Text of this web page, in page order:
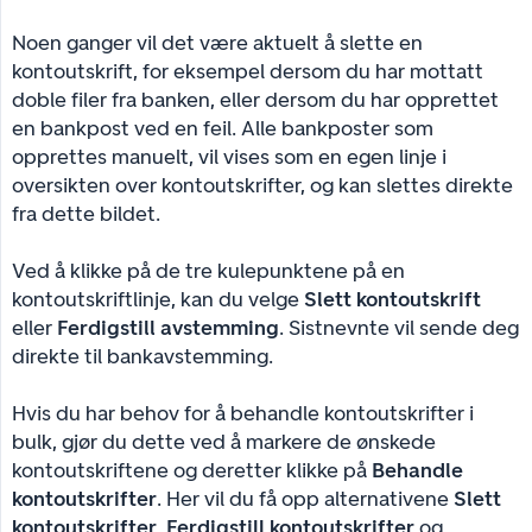
Noen ganger vil det være aktuelt å slette en
kontoutskrift, for eksempel dersom du har mottatt
doble filer fra banken, eller dersom du har opprettet
en bankpost ved en feil. Alle bankposter som
opprettes manuelt, vil vises som en egen linje i
oversikten over kontoutskrifter, og kan slettes direkte
fra dette bildet.
Ved å klikke på de tre kulepunktene på en
kontoutskriftlinje, kan du velge Slett kontoutskrift
eller Ferdigstill avstemming. Sistnevnte vil sende deg
direkte til bankavstemming.
Hvis du har behov for å behandle kontoutskrifter i
bulk, gjør du dette ved å markere de ønskede
kontoutskriftene og deretter klikke på Behandle
kontoutskrifter. Her vil du få opp alternativene Slett
kontoutskrifter Ferdigstill kontoutskrifterog